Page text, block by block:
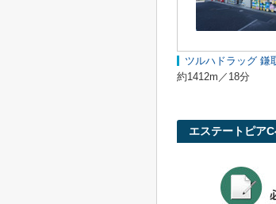
ツルハドラッグ 鎌
約1412m／18分
エステートピア